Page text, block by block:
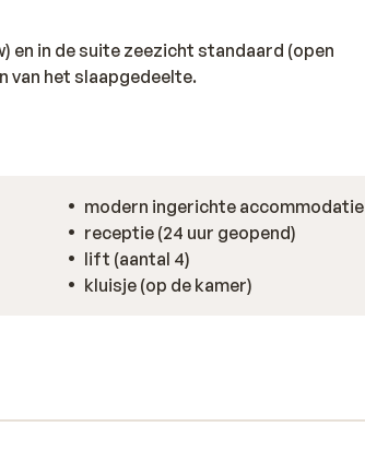
en in de suite zeezicht standaard (open
van het slaapgedeelte.
modern ingerichte accommodatie
receptie (24 uur geopend)
lift (aantal 4)
kluisje (op de kamer)